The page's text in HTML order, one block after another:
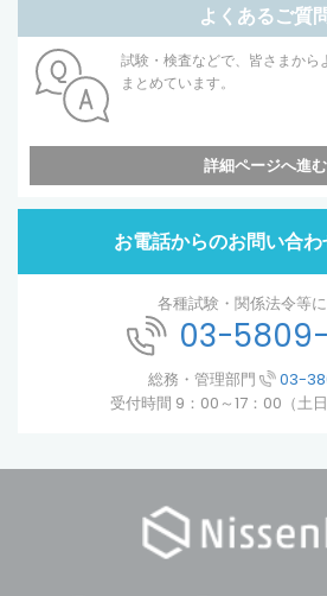
よくあるご質
試験・検査などで、皆さまから
まとめています。
詳細ページへ進む
お電話からのお問い合
各種試験・関係法令等
03-
総務・管理部門
03-
受付時間 9：00～17：00（土